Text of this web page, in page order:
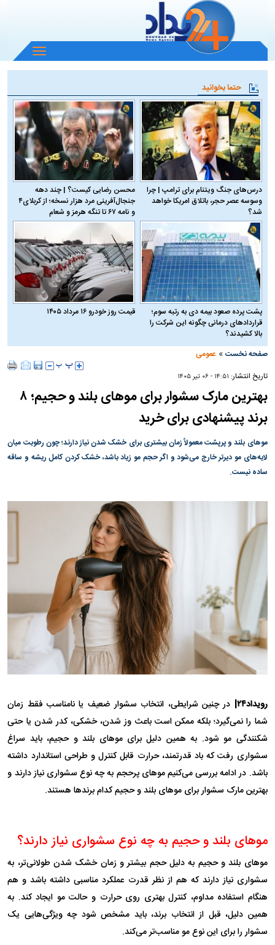
باز
و
منو
حتما بخوانید
درس‌های جنگ ویتنام برای ترامپ | چرا
وسوسه عصر حجر، باتلاق امریکا خواهد
شد؟
محسن رضایی کیست؟ | چند دهه
جنجال‌آفرینی مرد هزار نسخه؛ از کربلای۴
و نامه ۶۷ تا تنگه هرمز و شعام
پشت پرده صعود بیمه دی به رتبه سوم؛
قراردادهای درمانی چگونه این شرکت را
بالا کشیدند؟
قیمت روز خودرو ۱۶ مرداد ۱۴۰۵
صفحه نخست » عمومی
تاریخ انتشار: ۱۴:۵۱ - ۰۶ تير ۱۴۰۵
بهترین مارک سشوار برای مو‌های بلند و حجیم؛ ۸
برند پیشنهادی برای خرید
مو‌های بلند و پرپشت معمولاً زمان بیشتری برای خشک شدن نیاز دارند؛ چون رطوبت میان
لایه‌های مو دیرتر خارج می‌شود و اگر حجم مو زیاد باشد، خشک کردن کامل ریشه و ساقه
ساده نیست.
رویداد۲۴|
در چنین شرایطی، انتخاب سشوار ضعیف یا نامناسب فقط زمان
شما را نمی‌گیرد؛ بلکه ممکن است باعث وز شدن، خشکی، کدر شدن یا حتی
شکنندگی مو شود. به همین دلیل برای موهای بلند و حجیم، باید سراغ
سشواری رفت که باد قدرتمند، حرارت قابل کنترل و طراحی استاندارد داشته
باشد. در ادامه بررسی می‌کنیم موهای پرحجم به چه نوع سشواری نیاز دارند و
بهترین مارک سشوار برای موهای بلند و حجیم کدام برندها هستند.
موهای بلند و حجیم به چه نوع سشواری نیاز دارند؟
موهای بلند و حجیم به دلیل حجم بیشتر و زمان خشک شدن طولانی‌تر، به
سشواری نیاز دارند که هم از نظر قدرت عملکرد مناسبی داشته باشد و هم
هنگام استفاده مداوم، کنترل بهتری روی حرارت و حالت مو ایجاد کند. به
همین دلیل، قبل از انتخاب برند، باید مشخص شود چه ویژگی‌هایی یک
سشوار را برای این نوع مو مناسب‌تر می‌کند.